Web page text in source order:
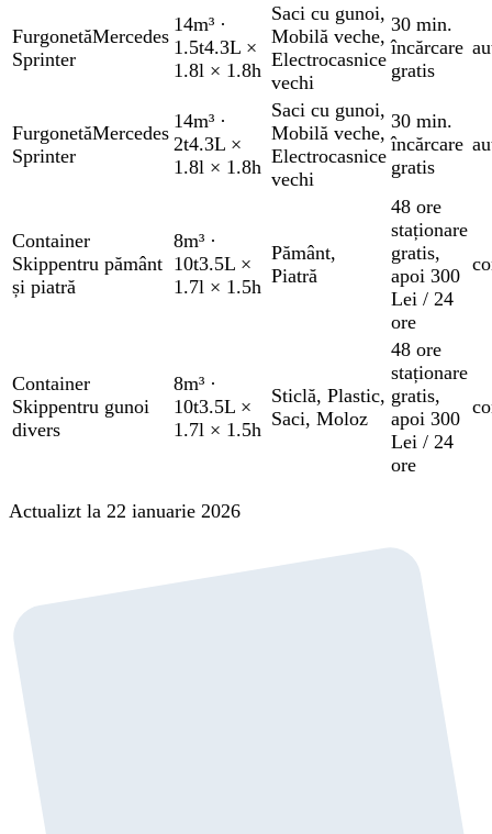
FurgonetăMercedes
Sprinter
14m³ ·
1.5t4.3L ×
1.8l × 1.8h
Saci cu gunoi,
Mobilă veche,
Electrocasnice
vechi
30 min.
încărcare
gratis
FurgonetăMercedes
Sprinter
14m³ ·
2t4.3L ×
1.8l × 1.8h
Saci cu gunoi,
Mobilă veche,
Electrocasnice
vechi
30 min.
încărcare
gratis
Container
Skippentru pământ
și piatră
8m³ ·
10t3.5L ×
1.7l × 1.5h
Pământ,
Piatră
48 ore
staționare
gratis,
apoi 300
Lei / 24
ore
Container
Skippentru gunoi
divers
8m³ ·
10t3.5L ×
1.7l × 1.5h
Sticlă, Plastic,
Saci, Moloz
48 ore
staționare
gratis,
apoi 300
Lei / 24
ore
Actualizt la 22 ianuarie 2026